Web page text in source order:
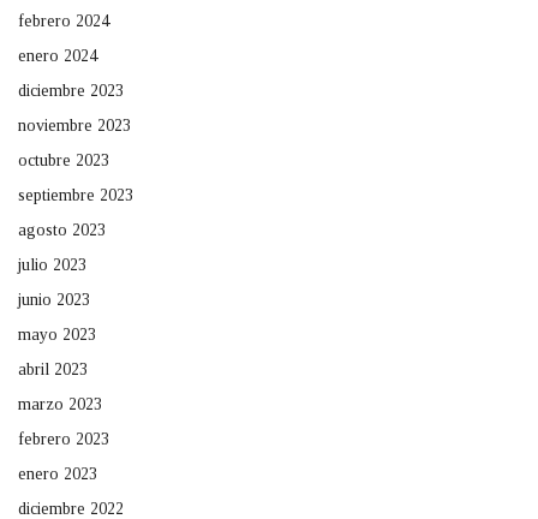
febrero 2024
enero 2024
diciembre 2023
noviembre 2023
octubre 2023
septiembre 2023
agosto 2023
julio 2023
junio 2023
mayo 2023
abril 2023
marzo 2023
febrero 2023
enero 2023
diciembre 2022